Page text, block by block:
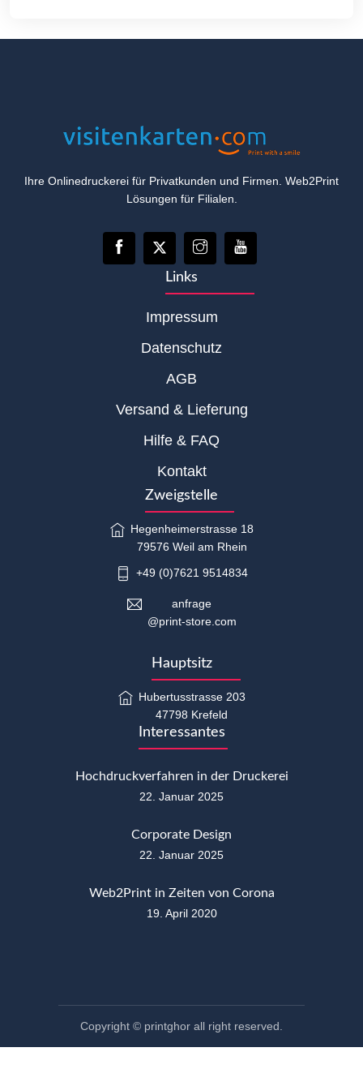
Ihre Onlinedruckerei für Privatkunden und Firmen. Web2Print
Lösungen für Filialen.
Links
Impressum
Datenschutz
AGB
Versand & Lieferung
Hilfe & FAQ
Kontakt
Zweigstelle
Hegenheimerstrasse 18
79576 Weil am Rhein
+49 (0)7621 9514834
anfrage
@print-store.com
Hauptsitz
Hubertusstrasse 203
47798 Krefeld
Interessantes
Hochdruckverfahren in der Druckerei
22. Januar 2025
Corporate Design
22. Januar 2025
Web2Print in Zeiten von Corona
19. April 2020
Copyright © printghor all right reserved.